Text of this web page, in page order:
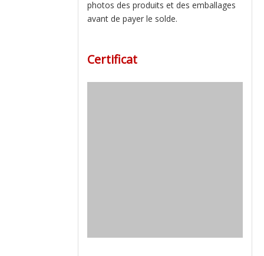
photos des produits et des emballages
avant de payer le solde.
Certificat